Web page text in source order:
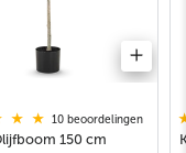
10 beoordelingen
150 cm